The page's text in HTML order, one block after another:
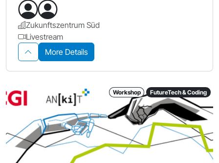
Zukunftszentrum Süd
Livestream
More Details
Workshop FutureTech & Coding